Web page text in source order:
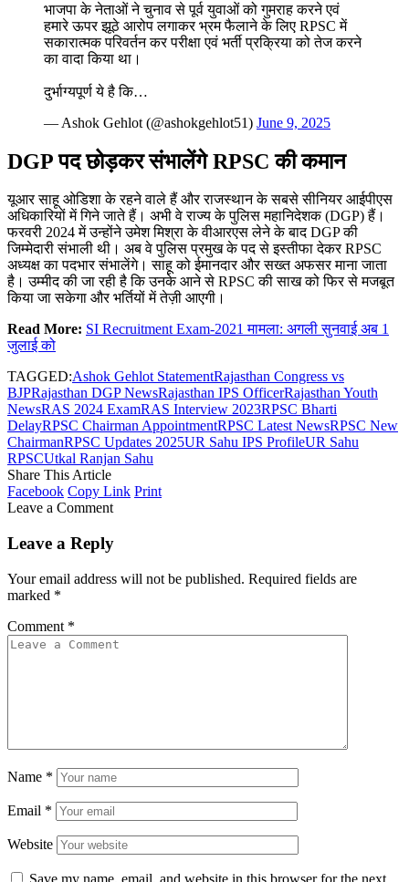
भाजपा के नेताओं ने चुनाव से पूर्व युवाओं को गुमराह करने एवं
हमारे ऊपर झूठे आरोप लगाकर भ्रम फैलाने के लिए RPSC में
सकारात्मक परिवर्तन कर परीक्षा एवं भर्ती प्रक्रिया को तेज करने
का वादा किया था।
दुर्भाग्यपूर्ण ये है कि…
— Ashok Gehlot (@ashokgehlot51) June 9, 2025
DGP पद छोड़कर संभालेंगे RPSC की कमान
यूआर साहू ओडिशा के रहने वाले हैं और राजस्थान के सबसे सीनियर आईपीएस
अधिकारियों में गिने जाते हैं। अभी वे राज्य के पुलिस महानिदेशक (DGP) हैं।
फरवरी 2024 में उन्होंने उमेश मिश्रा के वीआरएस लेने के बाद DGP की
जिम्मेदारी संभाली थी। अब वे पुलिस प्रमुख के पद से इस्तीफा देकर RPSC
अध्यक्ष का पदभार संभालेंगे। साहू को ईमानदार और सख्त अफसर माना जाता
है। उम्मीद की जा रही है कि उनके आने से RPSC की साख को फिर से मजबूत
किया जा सकेगा और भर्तियों में तेज़ी आएगी।
Read More: SI Recruitment Exam-2021 मामला: अगली सुनवाई अब 1
जुलाई को
TAGGED:Ashok Gehlot StatementRajasthan Congress vs
BJPRajasthan DGP NewsRajasthan IPS OfficerRajasthan Youth
NewsRAS 2024 ExamRAS Interview 2023RPSC Bharti
DelayRPSC Chairman AppointmentRPSC Latest NewsRPSC New
ChairmanRPSC Updates 2025UR Sahu IPS ProfileUR Sahu
RPSCUtkal Ranjan Sahu
Share This Article
Facebook Copy Link Print
Leave a Comment
Leave a Reply
Your email address will not be published. Required fields are
marked *
Comment *
Name *
Email *
Website
Save my name, email, and website in this browser for the next